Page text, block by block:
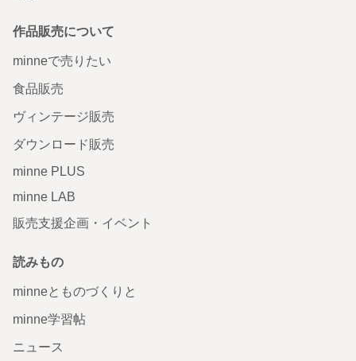
作品販売について
minneで売りたい
食品販売
ヴィンテージ販売
ダウンロード販売
minne PLUS
minne LAB
販売支援企画・イベント
読みもの
minneとものづくりと
minne学習帖
ニュース